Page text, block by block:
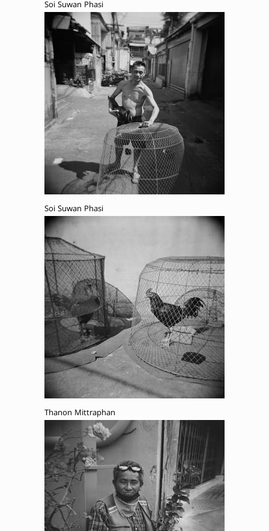
Soi Suwan Phasi
Soi Suwan Phasi
Thanon Mittraphan